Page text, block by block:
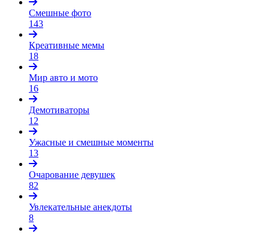
Смешные фото
143
Креативные мемы
18
Мир авто и мото
16
Демотиваторы
12
Ужасные и смешные моменты
13
Очарование девушек
82
Увлекательные анекдоты
8